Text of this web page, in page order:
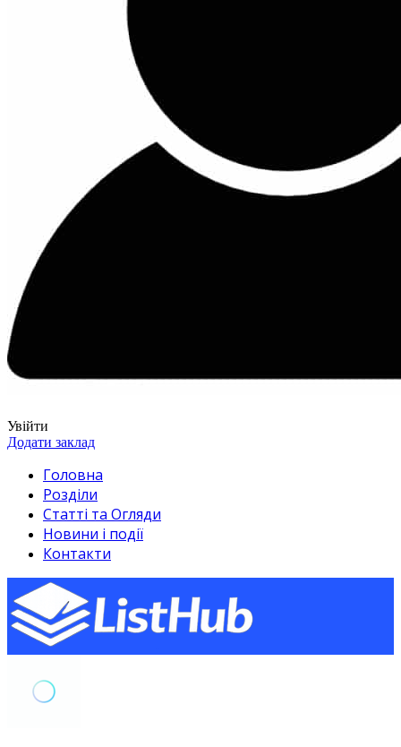
Увійти
Додати заклад
Головна
Розділи
Статті та Огляди
Новини і події
Контакти